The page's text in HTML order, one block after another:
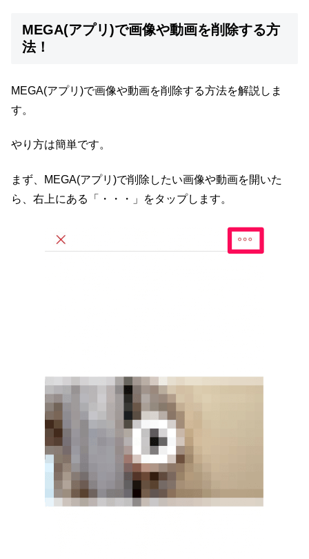
MEGA(アプリ)で画像や動画を削除する方
法！
MEGA(アプリ)で画像や動画を削除する方法を解説しま
す。
やり方は簡単です。
まず、MEGA(アプリ)で削除したい画像や動画を開いた
ら、右上にある「・・・」をタップします。